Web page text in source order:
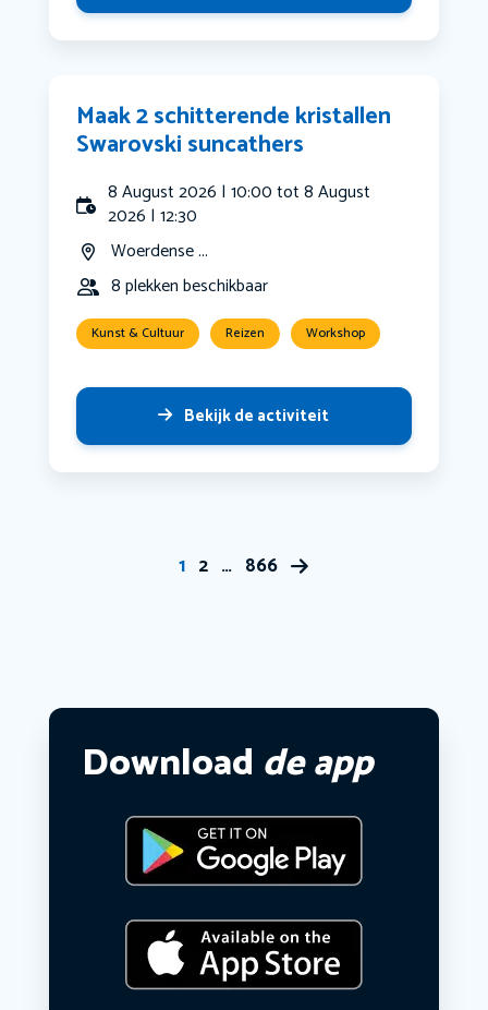
Maak 2 schitterende kristallen
Swarovski suncathers
8 August 2026 | 10:00 tot 8 August
2026 | 12:30
Woerdense ...
8 plekken beschikbaar
Kunst & Cultuur Reizen Workshop
Bekijk de activiteit
1 2 … 866
Download de app